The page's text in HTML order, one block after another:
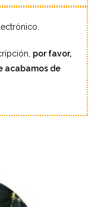
por favor,
acabamos de